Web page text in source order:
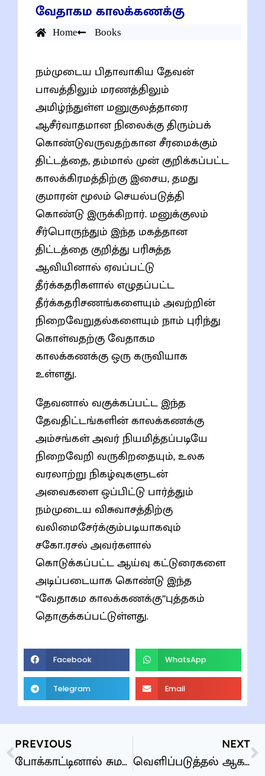
வேதாகம காலக்கணக்கு
Home Books
நம்முடைய பிதாவாகிய தேவன்
பாவத்திலும் மரணத்திலும்
அமிழ்ந்துள்ள மனுகுலத்தாரை
ஆசீர்வாதமான நிலைக்கு திரும்பக்
கொண்டுவருவதற்கான சீரமைக்கும்
திட்டத்தை, தம்மால் முன் குறிக்கப்பட்ட
காலக்கிரமத்திற்கு இசைய, தமது
குமாரன் மூலம் செயல்படுத்தி
கொண்டு இருக்கிறார். மனுக்குலம்
சீர்பொருந்தும் இந்த மகத்தான
திட்டத்தை குறித்து பரிசுத்த
ஆவியினால் ஏவப்பட்டு
தீர்க்கதரிகளால் எழுதப்பட்ட
தீர்க்கதரிசணங்களையும் அவற்றின்
நிறைவேறுதல்களையும் நாம் புரிந்து
கொள்வதற்கு வேதாகம
காலக்கணக்கு ஒரு கருவியாக
உள்ளது.
தேவனால் வகுக்கப்பட்ட இந்த
தேவதிட்டங்களின் காலக்கணக்கு
அம்சங்கள் அவர் நியமித்தப்படியே
நிறைவேறி வருகிறதையும், உலக
வரலாற்று நிகழ்வுகளுடன்
அவைகளை ஒப்பிட்டு பார்த்தும்
நம்முடைய விசுவாசத்திற்கு
வலிமைசேர்க்கும்படியாகவும்
சகோ.ரசல் அவர்களால்
கொடுக்கப்பட்ட ஆய்வு கட்டுரைகளை
அடிப்படையாக கொண்டு இந்த
“வேதாகம காலக்கணக்கு”புத்தகம்
தொகுக்கப்பட்டுள்ளது.
Facebook WhatsApp
Telegram Email
PREVIOUS
போக்காட்டினால் சுமக்கப்படும் பாவங்கள்
NEXT
வெளிப்படுத்தல் ஆகமம் விளக்கக் குறிப்புகள்